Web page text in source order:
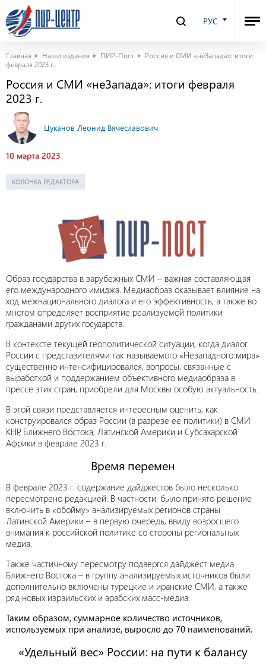
РУС
Главная Наши издания ПИР-Пост
Россия и СМИ «неЗапада»: итоги
февраля 2023 г.
Россия и СМИ «неЗапада»: итоги февраля
2023 г.
Цуканов Леонид Вячеславович
10 марта 2023
КОЛОНКА РЕДАКТОРА
Образ государства в зарубежных СМИ – важная составляющая
его международного имиджа. Медиаобраз оказывает влияние на
ход межнационального диалога и его эффективность, а также во
многом определяет восприятие реализуемой политики
гражданами других государств.
В контексте текущей геополитической ситуации, когда диалог
России с представителями так называемого «Незападного мира»
существенно интенсифицировался, вопросы, связанные с
выработкой и поддержанием объективного медиаобраза в
прессе этих стран, приобрели для Москвы особую актуальность.
В этой связи представляется интересным оценить, как
конструировался образ России (в разрезе ее политики) в СМИ
КНР, Ближнего Востока, Латинской Америки и Субсахарской
Африки в феврале 2023 г.
Время перемен
В феврале 2023 г. содержание дайджестов было несколько
пересмотрено редакцией. В частности, было принято решение
включить в «обойму» анализируемых регионов страны
Латинской Америки – в первую очередь, ввиду возросшего
внимания к российской политике со стороны региональных
медиа.
Также частичному пересмотру подвергся дайджест медиа
Ближнего Востока – в группу анализируемых источников были
дополнительно включены турецкие и иранские СМИ, а также
ряд новых израильских и арабских масс-медиа.
Таким образом, суммарное количество источников,
используемых при анализе, выросло до 70 наименований.
«Удельный вес» России: на пути к балансу